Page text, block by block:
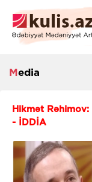
Media
Hikmət Rəhimov:
- İDDİA